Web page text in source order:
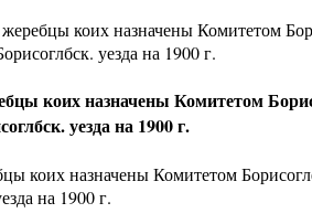
коих назначены Комитетом
уезда на 1900 г.
коих назначены Комитетом
уезда на 1900 г.
коих назначены Комитетом
на 1900 г.